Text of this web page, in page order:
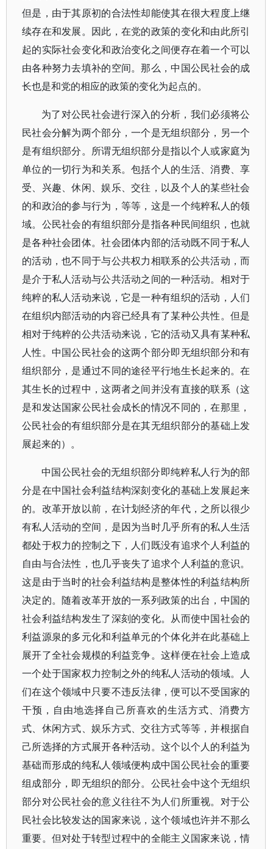
但是，由于其原初的合法性却能使其在很大程度上继
续存在和发展。因此，在党的政策的变化和由此所引
起的实际社会变化和政治变化之间便存在着一个可以
由各种努力去填补的空间。那么，中国公民社会的成
长也是和党的相应的政策的变化为起点的。
为了对公民社会进行深入的分析，我们必须将公
民社会分解为两个部分，一个是无组织部分，另一个
是有组织部分。所谓无组织部分是指以个人或家庭为
单位的一切行为和关系。包括个人的生活、消费、享
受、兴趣、休闲、娱乐、交往，以及个人的某些社会
的和政治的参与行为，等等，这是一个纯粹私人的领
域。公民社会的有组织部分是指各种民间组织，也就
是各种社会团体。社会团体内部的活动既不同于私人
的活动，也不同于与公共权力相联系的公共活动，而
是介于私人活动与公共活动之间的一种活动。相对于
纯粹的私人活动来说，它是一种有组织的活动，人们
在组织内部活动的内容已经具有了某种公共性。但是
相对于纯粹的公共活动来说，它的活动又具有某种私
人性。中国公民社会的这两个部分即无组织部分和有
组织部分，是通过不同的途径平行地生长起来的。在
其生长的过程中，这两者之间并没有直接的联系（这
是和发达国家公民社会成长的情况不同的，在那里，
公民社会的有组织部分是在其无组织部分的基础上发
展起来的）。
中国公民社会的无组织部分即纯粹私人行为的部
分是在中国社会利益结构深刻变化的基础上发展起来
的。改革开放以前，在计划经济的年代，之所以很少
有私人活动的空间，是因为当时几乎所有的私人生活
都处于权力的控制之下，人们既没有追求个人利益的
自由与合法性，也几乎丧失了追求个人利益的意识。
这是由于当时的社会利益结构是整体性的利益结构所
决定的。随着改革开放的一系列政策的出台，中国的
社会利益结构发生了深刻的变化。从而使中国社会的
利益源泉的多元化和利益单元的个体化并在此基础上
展开了全社会规模的利益竞争。这样便在社会上造成
一个处于国家权力控制之外的纯私人活动的领域。人
们在这个领域中只要不违反法律，便可以不受国家的
干预，自由地选择自己所喜欢的生活方式、消费方
式、休闲方式、娱乐方式、交往方式等等，并根据自
己所选择的方式展开各种活动。这个以个人的利益为
基础而形成的纯私人领域便构成中国公民社会的重要
组成部分，即无组织的部分。公民社会中这个无组织
部分对公民社会的意义往往不为人们所重视。对于公
民社会比较发达的国家来说，这个领域也许并不那么
重要。但对处于转型过程中的全能主义国家来说，情